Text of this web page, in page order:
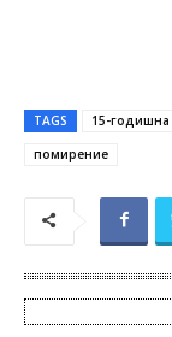
TAGS 15-годишна
помирение